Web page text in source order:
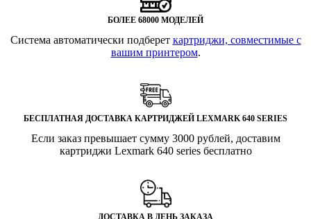
БОЛЕЕ 68000 МОДЕЛЕЙ
Система автоматически подберет картриджи, совместимые с
вашим принтером.
БЕСПЛАТНАЯ ДОСТАВКА КАРТРИДЖЕЙ LEXMARK 640 SERIES
Если заказ превышает сумму 3000 рублей, доставим
картриджи Lexmark 640 series бесплатно
ДОСТАВКА В ДЕНЬ ЗАКАЗА